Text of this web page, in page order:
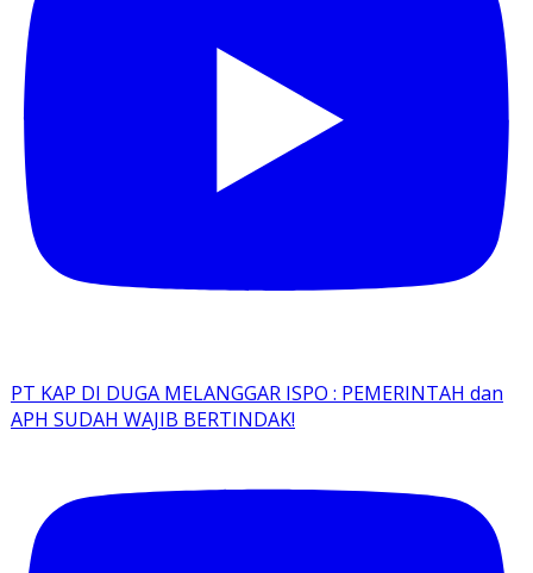
PT KAP DI DUGA MELANGGAR ISPO : PEMERINTAH dan
APH SUDAH WAJIB BERTINDAK!